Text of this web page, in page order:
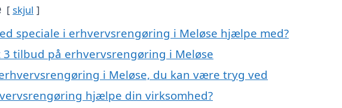
skjul
speciale i erhvervsrengøring i Meløse hjælpe med?
tilbud på erhvervsrengøring i Meløse
i Meløse, du kan være tryg ved
hjælpe din virksomhed?